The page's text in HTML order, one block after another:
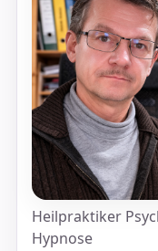
Heilpraktiker
Hypnose